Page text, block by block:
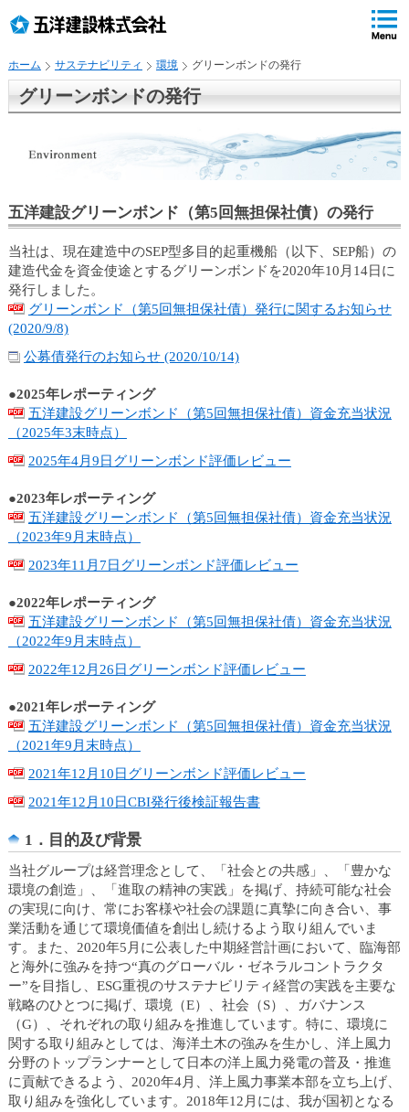
ー
の
ー
内
で
サ
イ
ト
共
通
ニ
ュ
す
ヘ
ダ
ー
ニ
へ
し
ま
カ
テ
ゴ
リ
共
通
メ
ニ
ュ
ー
移
動
し
ま
の
ジ
ホーム サステナビリティ 環境 グリーンボンドの発行
ペ
で
グリーンボンドの発行
五洋建設グリーンボンド（第5回無担保社債）の発行
当社は、現在建造中のSEP型多目的起重機船（以下、SEP船）の
建造代金を資金使途とするグリーンボンドを2020年10月14日に
発行しました。
グリーンボンド（第5回無担保社債）発行に関するお知らせ
(2020/9/8)
公募債発行のお知らせ (2020/10/14)
●2025年レポーティング
五洋建設グリーンボンド（第5回無担保社債）資金充当状況
（2025年3末時点）
2025年4月9日グリーンボンド評価レビュー
●2023年レポーティング
五洋建設グリーンボンド（第5回無担保社債）資金充当状況
（2023年9月末時点）
2023年11月7日グリーンボンド評価レビュー
●2022年レポーティング
五洋建設グリーンボンド（第5回無担保社債）資金充当状況
（2022年9月末時点）
2022年12月26日グリーンボンド評価レビュー
●2021年レポーティング
五洋建設グリーンボンド（第5回無担保社債）資金充当状況
（2021年9月末時点）
2021年12月10日グリーンボンド評価レビュー
2021年12月10日CBI発行後検証報告書
1．目的及び背景
当社グループは経営理念として、「社会との共感」、「豊かな
環境の創造」、「進取の精神の実践」を掲げ、持続可能な社会
の実現に向け、常にお客様や社会の課題に真摯に向き合い、事
業活動を通じて環境価値を創出し続けるよう取り組んでいま
す。また、2020年5月に公表した中期経営計画において、臨海部
と海外に強みを持つ“真のグローバル・ゼネラルコントラクタ
ー”を目指し、ESG重視のサステナビリティ経営の実践を主要な
戦略のひとつに掲げ、環境（E）、社会（S）、ガバナンス
（G）、それぞれの取り組みを推進しています。特に、環境に
関する取り組みとしては、海洋土木の強みを生かし、洋上風力
分野のトップランナーとして日本の洋上風力発電の普及・推進
に貢献できるよう、2020年4月、洋上風力事業本部を立ち上げ、
取り組みを強化しています。2018年12月には、我が国初となる
ー
の
ー
の